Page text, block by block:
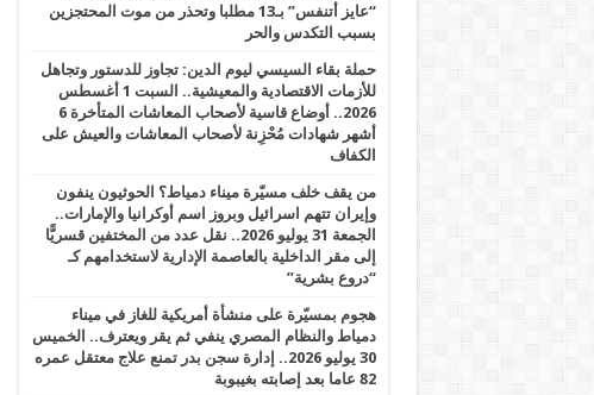
“عايز أتنفس” بـ13 مطلبا وتحذر من موت المحتجزين
بسبب التكدس والحر
حملة بقاء السيسي ليوم الدين: تجاوز للدستور وتجاهل
للأزمات الاقتصادية والمعيشية.. السبت 1 أغسطس
2026.. أوضاع قاسية لأصحاب المعاشات المتأخرة 6
أشهر شهادات مُحْزِنة لأصحاب المعاشات والعيش على
الكفاف
من يقف خلف مسيّرة ميناء دمياط؟ الحوثيون ينفون
وإيران تتهم اسرائيل وبروز اسم أوكرانيا والإمارات..
الجمعة 31 يوليو 2026.. نقل عدد من المختفين قسريًّا
إلى مقر الداخلية بالعاصمة الإدارية لاستخدامهم كـ
“دروع بشرية”
هجوم بمسيّرة على منشأة أمريكية للغاز في ميناء
دمياط والنظام المصري ينفي ثم يقر ويعترف.. الخميس
30 يوليو 2026.. إدارة سجن بدر تمنع علاج معتقل عمره
82 عاما بعد إصابته بغيبوبة